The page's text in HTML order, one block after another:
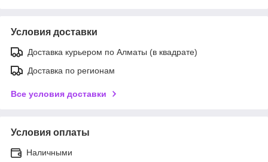
Условия доставки
Доставка курьером по Алматы (в квадрате)
Доставка по регионам
Все условия доставки
Условия оплаты
Наличными